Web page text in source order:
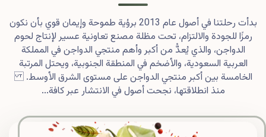
بدأت رحلتنا في أصول عام 2013 برؤية طموحة وإيمان قوي بأن نكون
رمزًا للجودة والالتزام، تحت مظلة مصنع تعاونية عسير لإنتاج لحوم
الدواجن، والذي يُعدُّ من أكبر وأهم منتجي الدواجن في المملكة
العربية السعودية، والأضخم في المنطقة الجنوبية، ويحتل المرتبة
الخامسة بين أكبر منتجي الدواجن على مستوى الشرق الأوسط.
منذ انطلاقتها، نجحت أصول في الانتشار عبر كافة...